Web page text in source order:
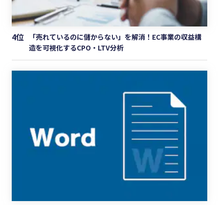
4位
「売れているのに儲からない」を解消！EC事業の収益構
造を可視化するCPO・LTV分析